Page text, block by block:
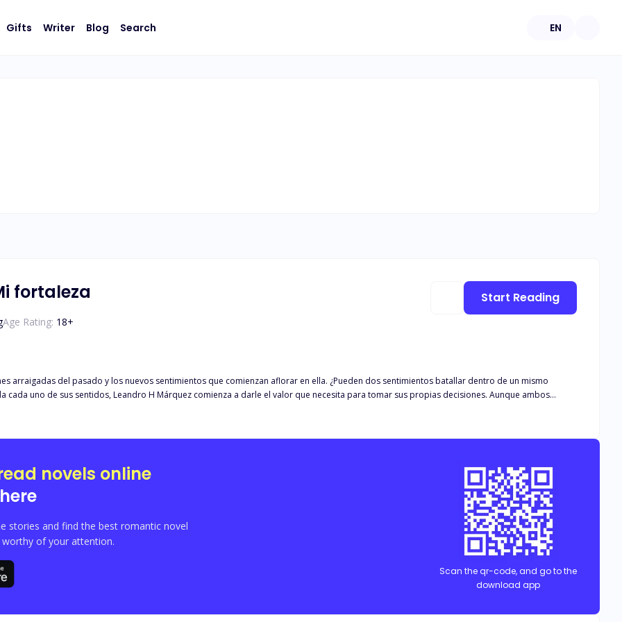
Gifts Writer Blog Search EN
fortaleza
Age Rating: 18+
y los nuevos sentimientos que comienzan aflorar en ella. ¿Pueden dos sentimientos batallar dentro de un mismo
permanecer para siempre en el corazón de la aclamada chica.
Start Reading
novels online
stories and find the best romantic novel
of your attention.
Scan the qr-code, and go to the
download app